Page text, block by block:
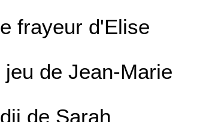
frayeur d'Elise
jeu de Jean-Marie
de Sarah